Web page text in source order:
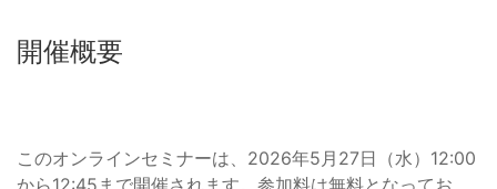
開催概要
このオンラインセミナーは、2026年5月27日（水）12:00
から12:45まで開催されます。参加料は無料となってお